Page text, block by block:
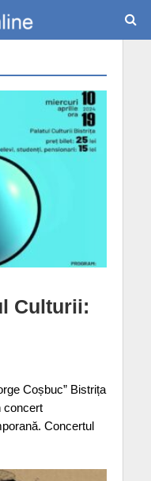
Culturii:
Coșbuc” Bistrița
concert
Concertul